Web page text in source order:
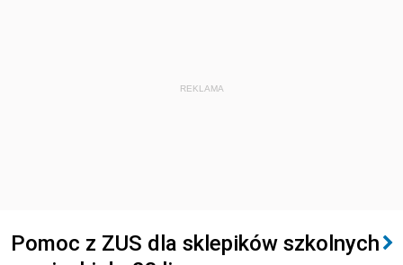
REKLAMA
Pomoc z ZUS dla sklepików szkolnych